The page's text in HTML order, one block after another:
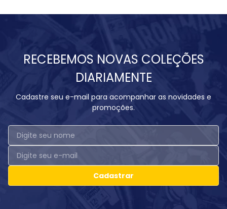
RECEBEMOS NOVAS COLEÇÕES
DIARIAMENTE
Cadastre seu e-mail para acompanhar as novidades e
promoções.
Cadastrar